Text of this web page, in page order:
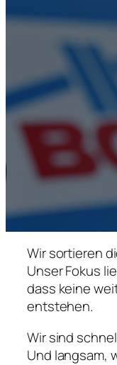
Wir sortieren
Unser Fokus
dass keine
entstehen.
Wir sind
Und langsam,